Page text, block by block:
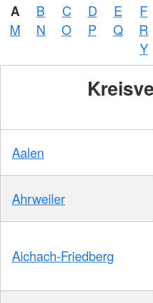
A B C D E F
M
N O P Q R
Y
Aalen
Ahrweiler
Aichach-Friedberg